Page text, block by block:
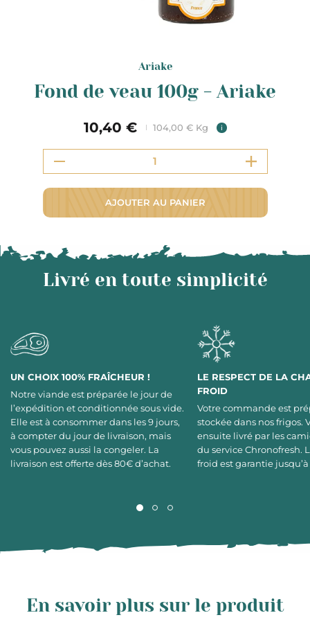
Ariake
Fond de veau 100g - Ariake
10,40 € 104,00 € Kg i
AJOUTER AU PANIER
Livré en toute simplicité
UN CHOIX 100% FRAÎCHEUR !
Notre viande est préparée le jour de
l’expédition et conditionnée sous vide.
Elle est à consommer dans les 9 jours,
à compter du jour de livraison, mais
vous pouvez aussi la congeler. La
livraison est offerte dès 80€ d’achat.
LE RESPECT DE LA
FROID
Votre commande est
stockée dans nos frigos.
ensuite livré par les
du service Chronofresh.
froid est garantie
En savoir plus sur le produit